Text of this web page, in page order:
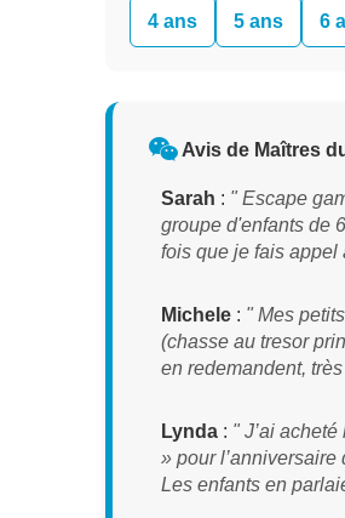
4 ans 5 ans 6
Avis de Maîtres
Sarah : " Escape
groupe d'enfants de
fois que je fais appel
Michele : " Mes
(chasse au tresor
en redemandent,
Lynda : " J’ai
» pour l’anniversaire
Les enfants en